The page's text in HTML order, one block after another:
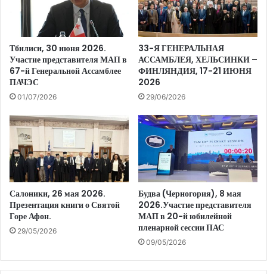
Тбилиси, 30 июня 2026.
Участие представителя МАП в
67-й Генеральной Ассамблее
ПАЧЭС
01/07/2026
33-Я ГЕНЕРАЛЬНАЯ
АССАМБЛЕЯ, ХЕЛЬСИНКИ –
ФИНЛЯНДИЯ, 17-21 ИЮНЯ
2026
29/06/2026
Салоники, 26 мая 2026.
Презентация книги о Святой
Горе Афон.
29/05/2026
Будва (Черногория), 8 мая
2026.Участие представителя
МАП в 20-й юбилейной
пленарной сессии ПАС
09/05/2026